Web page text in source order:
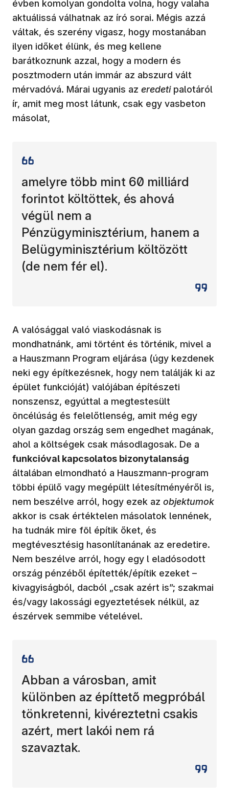
évben komolyan gondolta volna, hogy valaha
aktuálissá válhatnak az író sorai. Mégis azzá
váltak, és szerény vigasz, hogy mostanában
ilyen időket élünk, és meg kellene
barátkoznunk azzal, hogy a modern és
posztmodern után immár az abszurd vált
mérvadóvá. Márai ugyanis az eredetipalotáról
ír, amit meg most látunk, csak egy vasbeton
másolat,
amelyre több mint 60 milliárd
forintot költöttek, és ahová
végül nem a
Pénzügyminisztérium, hanem a
Belügyminisztérium költözött
(de nem fér el).
A valósággal való viaskodásnak is
mondhatnánk, ami történt és történik, mivel a
a Hauszmann Program eljárása (úgy kezdenek
neki egy építkezésnek, hogy nem találják ki az
épület funkcióját) valójában építészeti
nonszensz, egyúttal a megtestesült
öncélúság és felelőtlenség, amit még egy
olyan gazdag ország sem engedhet magának,
ahol a költségek csak másodlagosak. De a
funkcióval kapcsolatos bizonytalanság
általában elmondható a Hauszmann-program
többi épülő vagy megépült létesítményéről is,
nem beszélve arról, hogy ezek az objektumok
akkor is csak értéktelen másolatok lennének,
ha tudnák mire föl építik őket, és
megtévesztésig hasonlítanának az eredetire.
Nem beszélve arról, hogy egy l eladósodott
ország pénzéből építették/építik ezeket –
kivagyiságból, dacból „csak azért is”; szakmai
és/vagy lakossági egyeztetések nélkül, az
észérvek semmibe vételével.
Abban a városban, amit
különben az építtető megpróbál
tönkretenni, kivéreztetni csakis
azért, mert lakói nem rá
szavaztak.